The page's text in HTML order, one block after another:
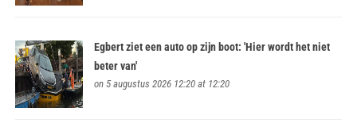
Egbert ziet een auto op zijn boot: 'Hier wordt het niet
beter van'
on 5 augustus 2026 12:20 at 12:20